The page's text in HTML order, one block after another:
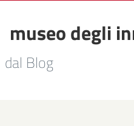
museo degli
dal Blog